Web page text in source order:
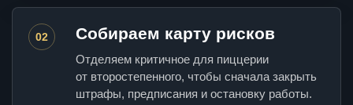
02 Собираем карту рисков
Отделяем критичное для пиццерии
от второстепенного, чтобы сначала закрыть
штрафы, предписания и остановку работы.